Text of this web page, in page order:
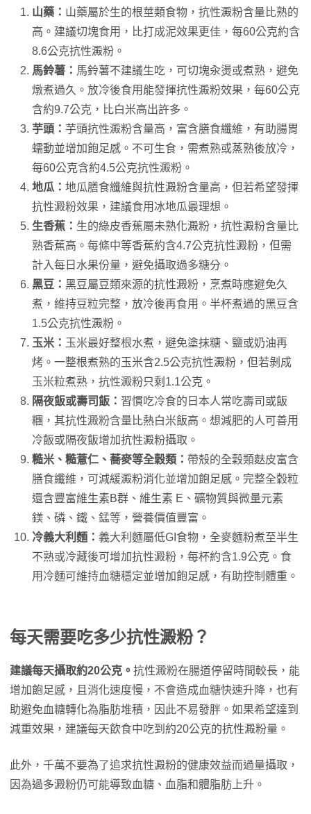
山藥： 山藥屬於生的根莖類食物，抗性澱粉含量比熟的
高。建議切塊食用，比打成泥效果更佳，每60公克約含
8.6公克抗性澱粉。
馬鈴薯： 馬鈴薯不建議生吃，可切塊汆燙或煮熟，避免
燉煮過久。放冷後食用能發揮抗性澱粉效果，每60公克
含約9.7公克，比白米高出許多。
芋頭： 芋頭抗性澱粉含量高，富含膳食纖維，有助腸胃
蠕動並增加飽足感。不可生食，需煮熟或蒸熟後放冷，
每60公克含約4.5公克抗性澱粉。
地瓜： 地瓜膳食纖維與抗性澱粉含量高，但若希望發揮
抗性澱粉效果，建議食用冰地瓜最理想。
生香蕉： 生的綠皮香蕉屬未熟化澱粉，抗性澱粉含量比
熟香蕉高。每條中等香蕉約含4.7公克抗性澱粉，但需
計入每日水果份量，避免攝取過多糖分。
黑豆： 黑豆屬豆類來源的抗性澱粉，烹煮時應避免久
煮，維持豆粒完整，放冷後再食用。半杯煮過的黑豆含
1.5公克抗性澱粉。
玉米： 玉米最好整根水煮，避免塗抹糖、鹽或奶油再
烤。一整根煮熟的玉米含2.5公克抗性澱粉，但若剝成
玉米粒煮熟，抗性澱粉只剩1.1公克。
隔夜飯或壽司飯： 習慣吃冷食的日本人常吃壽司或飯
糰，其抗性澱粉含量比熱白米飯高。想減肥的人可善用
冷飯或隔夜飯增加抗性澱粉攝取。
糙米、糙薏仁、蕎麥等全穀類： 帶殼的全穀類麩皮富含
膳食纖維，可減緩澱粉消化並增加飽足感。完整全穀粒
還含豐富維生素B群、維生素 E、礦物質與微量元素
鎂、磷、鐵、錳等，營養價值豐富。
冷義大利麵： 義大利麵屬低GI食物，全麥麵粉煮至半生
不熟或冷藏後可增加抗性澱粉，每杯約含1.9公克。食
用冷麵可維持血糖穩定並增加飽足感，有助控制體重。
每天需要吃多少抗性澱粉？
建議每天攝取約20公克。 抗性澱粉在腸道停留時間較長，能
增加飽足感，且消化速度慢，不會造成血糖快速升降，也有
助避免血糖轉化為脂肪堆積，因此不易發胖。如果希望達到
減重效果，建議每天飲食中吃到約20公克的抗性澱粉量。
此外，千萬不要為了追求抗性澱粉的健康效益而過量攝取，
因為過多澱粉仍可能導致血糖、血脂和體脂肪上升。